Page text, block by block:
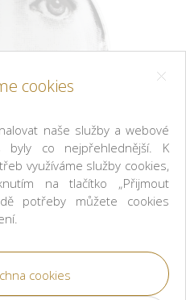
cookies
naše služby a webové
co nejpřehlednější. K
využíváme služby cookies,
na tlačítko „Přijmout
potřeby můžete cookies